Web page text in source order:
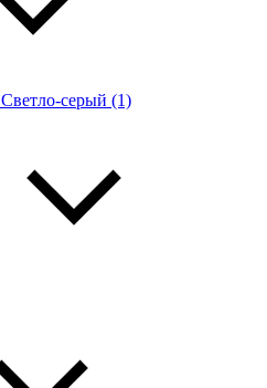
Светло-серый (1)